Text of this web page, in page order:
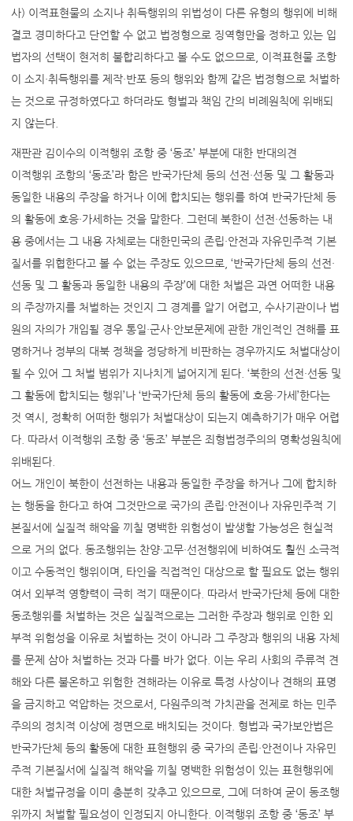
사) 이적표현물의 소지나 취득행위의 위법성이 다른 유형의 행위에 비해
결코 경미하다고 단언할 수 없고 법정형으로 징역형만을 정하고 있는 입
법자의 선택이 현저히 불합리하다고 볼 수도 없으므로, 이적표현물 조항
이 소지·취득행위를 제작·반포 등의 행위와 함께 같은 법정형으로 처벌하
는 것으로 규정하였다고 하더라도 형벌과 책임 간의 비례원칙에 위배되
지 않는다.
재판관 김이수의 이적행위 조항 중 ‘동조’ 부분에 대한 반대의견
이적행위 조항의 ‘동조’라 함은 반국가단체 등의 선전·선동 및 그 활동과
동일한 내용의 주장을 하거나 이에 합치되는 행위를 하여 반국가단체 등
의 활동에 호응·가세하는 것을 말한다. 그런데 북한이 선전·선동하는 내
용 중에서는 그 내용 자체로는 대한민국의 존립·안전과 자유민주적 기본
질서를 위협한다고 볼 수 없는 주장도 있으므로, ‘반국가단체 등의 선전·
선동 및 그 활동과 동일한 내용의 주장’에 대한 처벌은 과연 어떠한 내용
의 주장까지를 처벌하는 것인지 그 경계를 알기 어렵고, 수사기관이나 법
원의 자의가 개입될 경우 통일·군사·안보문제에 관한 개인적인 견해를 표
명하거나 정부의 대북 정책을 정당하게 비판하는 경우까지도 처벌대상이
될 수 있어 그 처벌 범위가 지나치게 넓어지게 된다. ‘북한의 선전·선동 및
그 활동에 합치되는 행위’나 ‘반국가단체 등의 활동에 호응·가세’한다는
것 역시, 정확히 어떠한 행위가 처벌대상이 되는지 예측하기가 매우 어렵
다. 따라서 이적행위 조항 중 ‘동조’ 부분은 죄형법정주의의 명확성원칙에
위배된다.
어느 개인이 북한이 선전하는 내용과 동일한 주장을 하거나 그에 합치하
는 행동을 한다고 하여 그것만으로 국가의 존립·안전이나 자유민주적 기
본질서에 실질적 해악을 끼칠 명백한 위험성이 발생할 가능성은 현실적
으로 거의 없다. 동조행위는 찬양·고무·선전행위에 비하여도 훨씬 소극적
이고 수동적인 행위이며, 타인을 직접적인 대상으로 할 필요도 없는 행위
여서 외부적 영향력이 극히 적기 때문이다. 따라서 반국가단체 등에 대한
동조행위를 처벌하는 것은 실질적으로는 그러한 주장과 행위로 인한 외
부적 위험성을 이유로 처벌하는 것이 아니라 그 주장과 행위의 내용 자체
를 문제 삼아 처벌하는 것과 다를 바가 없다. 이는 우리 사회의 주류적 견
해와 다른 불온하고 위험한 견해라는 이유로 특정 사상이나 견해의 표명
을 금지하고 억압하는 것으로서, 다원주의적 가치관을 전제로 하는 민주
주의의 정치적 이상에 정면으로 배치되는 것이다. 형법과 국가보안법은
반국가단체 등의 활동에 대한 표현행위 중 국가의 존립·안전이나 자유민
주적 기본질서에 실질적 해악을 끼칠 명백한 위험성이 있는 표현행위에
대한 처벌규정을 이미 충분히 갖추고 있으므로, 그에 더하여 굳이 동조행
위까지 처벌할 필요성이 인정되지 아니한다. 이적행위 조항 중 ‘동조’ 부